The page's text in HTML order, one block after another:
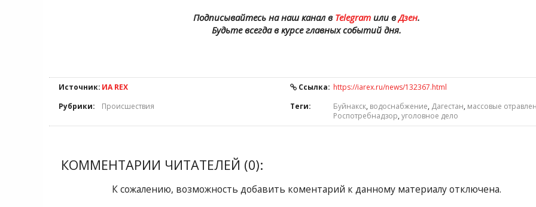
Подписывайтесь на наш канал в Telegramили вДзен.
Будьте всегда в курсе главных событий дня.
Источник: ИА REX Ссылка: https://iarex.ru/news/132367.html
Рубрики:
Происшествия Теги: Буйнакск, водоснабжение, Дагестан, массовые
Роспотребнадзор, уголовное дело
КОММЕНТАРИИ ЧИТАТЕЛЕЙ (0):
К сожалению, возможность добавить коментарий к данному материалу отключена.